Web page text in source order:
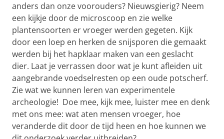
anders dan onze voorouders? Nieuwsgierig? Neem
een kijkje door de microscoop en zie welke
plantensoorten er vroeger werden gegeten. Kijk
door een loep en herken de snijsporen die gemaakt
werden bij het hapklaar maken van een geslacht
dier. Laat je verrassen door wat je kunt afleiden uit
aangebrande voedselresten op een oude potscherf.
Zie wat we kunnen leren van experimentele
archeologie! Doe mee, kijk mee, luister mee en denk
met ons mee: wat aten mensen vroeger, hoe
veranderde dit door de tijd heen en hoe kunnen we